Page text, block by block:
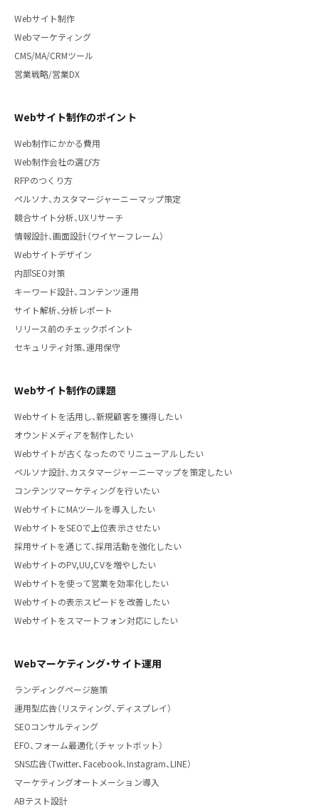
Webサイト制作
Webマーケティング
CMS/MA/CRMツール
営業戦略/営業DX
Webサイト制作のポイント
Web制作にかかる費用
Web制作会社の選び方
RFPのつくり方
ペルソナ、カスタマージャーニーマップ策定
競合サイト分析、UXリサーチ
情報設計、画面設計（ワイヤーフレーム）
Webサイトデザイン
内部SEO対策
キーワード設計、コンテンツ運用
サイト解析、分析レポート
リリース前のチェックポイント
セキュリティ対策、運用保守
Webサイト制作の課題
Webサイトを活用し、新規顧客を獲得したい
オウンドメディアを制作したい
Webサイトが古くなったのでリニューアルしたい
ペルソナ設計、カスタマージャーニーマップを策定したい
コンテンツマーケティングを行いたい
WebサイトにMAツールを導入したい
WebサイトをSEOで上位表示させたい
採用サイトを通じて、採用活動を強化したい
WebサイトのPV,UU,CVを増やしたい
Webサイトを使って営業を効率化したい
Webサイトの表示スピードを改善したい
Webサイトをスマートフォン対応にしたい
Webマーケティング・サイト運用
ランディングページ施策
運用型広告（リスティング、ディスプレイ）
SEOコンサルティング
EFO、フォーム最適化（チャットボット）
SNS広告（Twitter、Facebook、Instagram、LINE）
マーケティングオートメーション導入
ABテスト設計